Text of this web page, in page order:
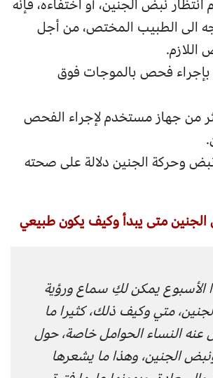
الى الطبيب المختص، من أجل
اللازم.
فحص بالموجات فوق
من جهاز مستخدم لإجراء الفحص
وحركة الجنين دلالة على صحته
متى يبدأ وكيف يكون طبيعي
الأسبوع يمكن لكِ سماع ورؤية
متي وكيف ذلك، كثيرا ما
عنه النساء الحوامل خاصة، حول
الجنين، وهذا ما يشعرها